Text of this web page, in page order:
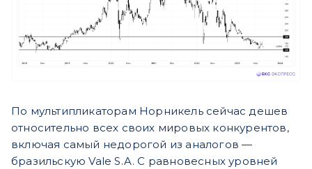
По мультипликаторам Норникель сейчас дешев
относительно всех своих мировых конкурентов,
включая самый недорогой из аналогов —
бразильскую Vale S.A. С равновесных уровней